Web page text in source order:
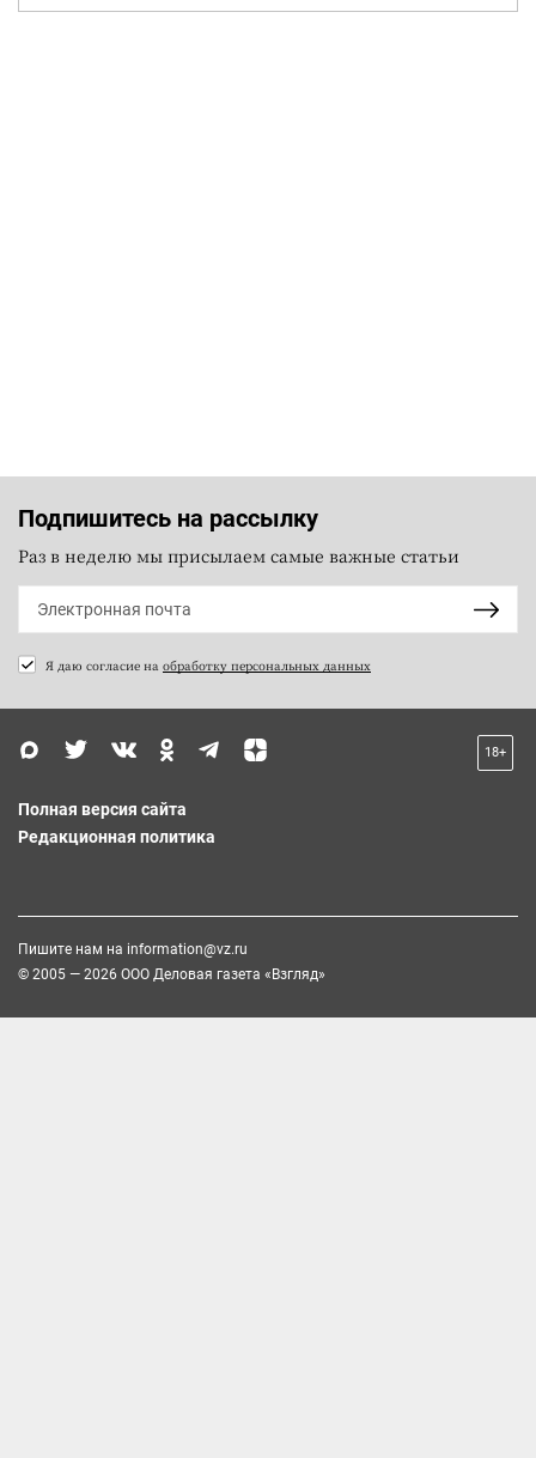
Подпишитесь на рассылку
Раз в неделю мы присылаем самые важные статьи
Я даю согласие на обработку персональных данных
18+
Полная версия сайта
Редакционная политика
Пишите нам на information@vz.ru
© 2005 — 2026 ООО Деловая газета «Взгляд»